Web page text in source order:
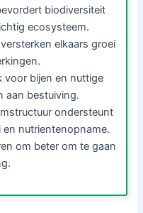
biodiversiteit
ecosysteem.
elkaars groei
voor bijen en nuttige
aan bestuiving.
ondersteunt
nutrientenopname.
om beter om te gaan